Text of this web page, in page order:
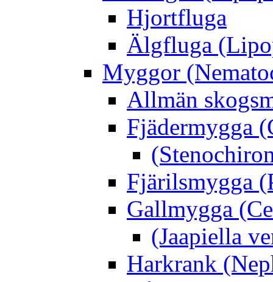
Hjortfluga
Älgfluga
Myggor
Allmän
Fjädermygga
Fjärilsmygga
Gallmygga
(Jaapiella
Harkrank